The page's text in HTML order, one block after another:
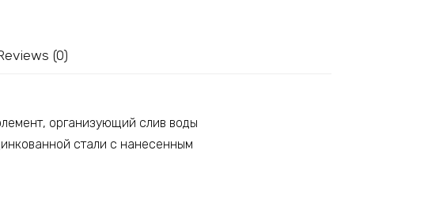
(0)
организующий слив воды
стали с нанесенным